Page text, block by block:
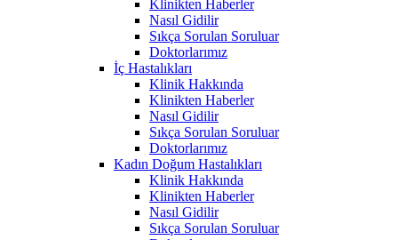
Klinikten Haberler
Nasıl Gidilir
Sıkça Sorulan Soruluar
Doktorlarımız
İç Hastalıkları
Klinik Hakkında
Klinikten Haberler
Nasıl Gidilir
Sıkça Sorulan Soruluar
Doktorlarımız
Kadın Doğum Hastalıkları
Klinik Hakkında
Klinikten Haberler
Nasıl Gidilir
Sıkça Sorulan Soruluar